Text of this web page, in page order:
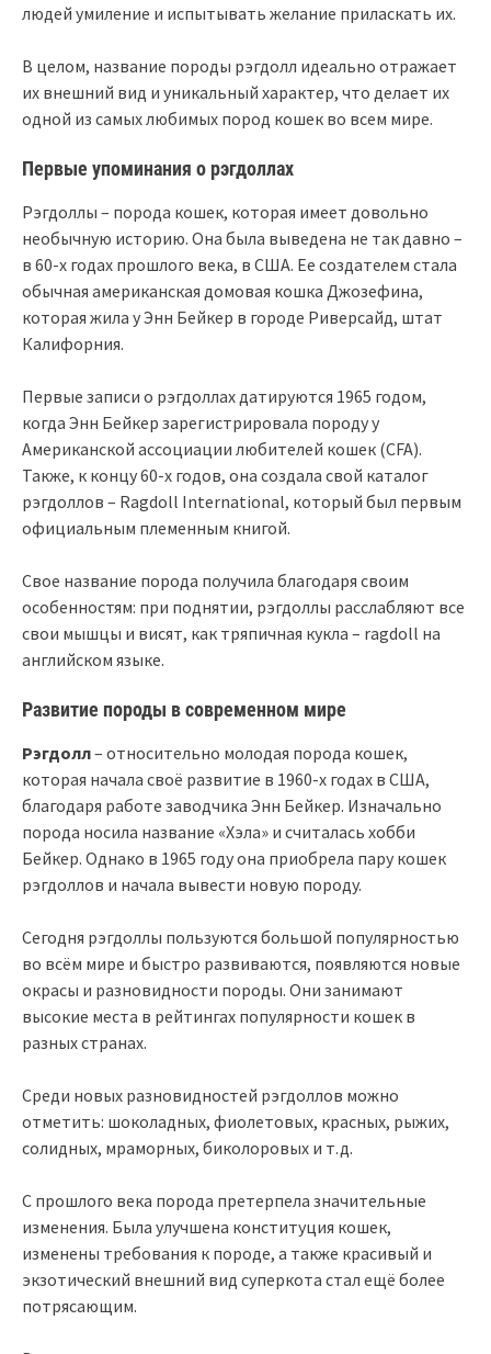
людей умиление и испытывать желание приласкать их.
В целом, название породы рэгдолл идеально отражает
их внешний вид и уникальный характер, что делает их
одной из самых любимых пород кошек во всем мире.
Первые упоминания о рэгдоллах
Рэгдоллы – порода кошек, которая имеет довольно
необычную историю. Она была выведена не так давно –
в 60-х годах прошлого века, в США. Ее создателем стала
обычная американская домовая кошка Джозефина,
которая жила у Энн Бейкер в городе Риверсайд, штат
Калифорния.
Первые записи о рэгдоллах датируются 1965 годом,
когда Энн Бейкер зарегистрировала породу у
Американской ассоциации любителей кошек (CFA).
Также, к концу 60-х годов, она создала свой каталог
рэгдоллов – Ragdoll International, который был первым
официальным племенным книгой.
Свое название порода получила благодаря своим
особенностям: при поднятии, рэгдоллы расслабляют все
свои мышцы и висят, как тряпичная кукла – ragdoll на
английском языке.
Развитие породы в современном мире
Рэгдолл– относительно молодая порода кошек,
которая начала своё развитие в 1960-х годах в США,
благодаря работе заводчика Энн Бейкер. Изначально
порода носила название «Хэла» и считалась хобби
Бейкер. Однако в 1965 году она приобрела пару кошек
рэгдоллов и начала вывести новую породу.
Сегодня рэгдоллы пользуются большой популярностью
во всём мире и быстро развиваются, появляются новые
окрасы и разновидности породы. Они занимают
высокие места в рейтингах популярности кошек в
разных странах.
Среди новых разновидностей рэгдоллов можно
отметить: шоколадных, фиолетовых, красных, рыжих,
солидных, мраморных, биколоровых и т.д.
С прошлого века порода претерпела значительные
изменения. Была улучшена конституция кошек,
изменены требования к породе, а также красивый и
экзотический внешний вид суперкота стал ещё более
потрясающим.